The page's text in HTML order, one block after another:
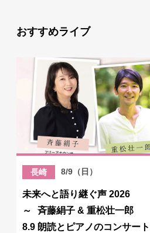
おすすめライブ
長崎 8/9（日）
未来へと語り継ぐ声 2026
～ 斉藤絹子 & 重松壮一郎
8.9 朗読とピアノのコンサート